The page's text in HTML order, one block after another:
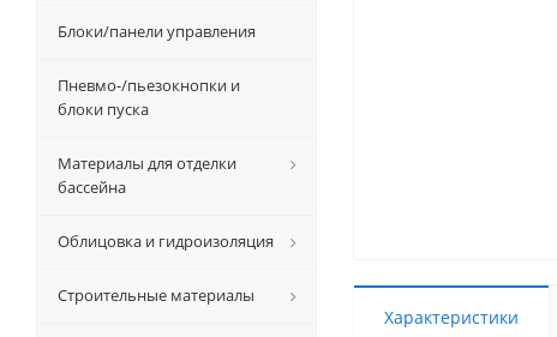
Характеристики
Блоки/панели управления
Пневмо-/пьезокнопки и
блоки пуска
Материалы для отделки
бассейна
Облицовка и гидроизоляция
Строительные материалы